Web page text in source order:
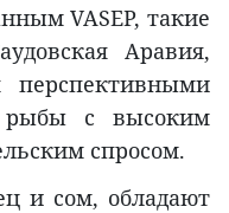
VASEP, такие
Аравия,
рыбы с высоким
спросом.
и сом, обладают